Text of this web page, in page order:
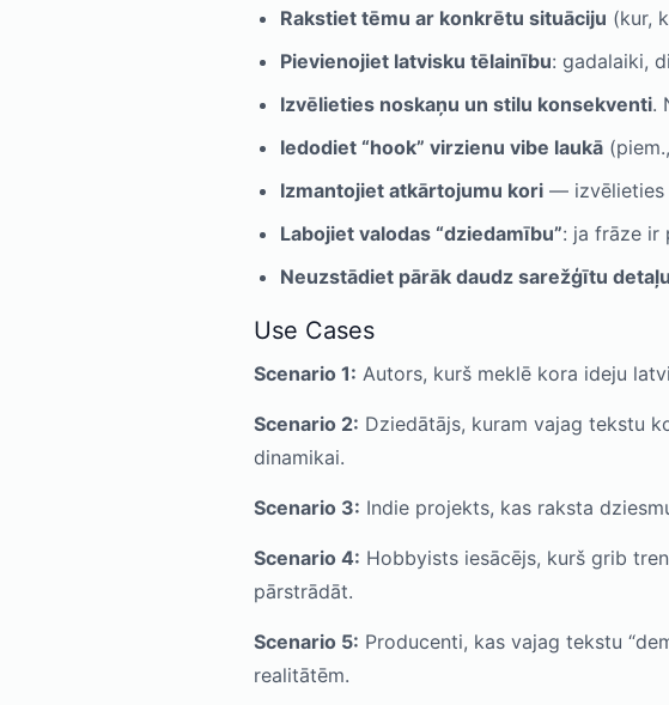
Rakstiet tēmu ar konkrētu situāciju (kur,
Pievienojiet latvisku tēlainību: gadalaiki,
Izvēlieties noskaņu un stilu konsekventi.
Iedodiet “hook” virzienu vibe laukā
Izmantojiet atkārtojumu kori — izvēlieties
Labojiet valodas “dziedamību”: ja frāze ir
Neuzstādiet pārāk daudz sarežģītu detaļu
Use Cases
Scenario 1: Autors, kurš meklē kora ideju
Scenario 2: Dziedātājs, kuram vajag tekstu
dinamikai.
Scenario 3: Indie projekts, kas raksta
Scenario 4: Hobbyists iesācējs, kurš grib
pārstrādāt.
Scenario 5: Producenti, kas vajag tekstu
realitātēm.